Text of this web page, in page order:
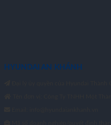
HYUNDAI AN KHÁNH